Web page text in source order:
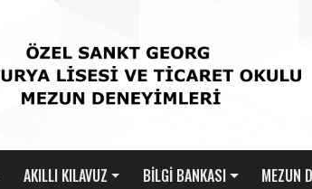
AKILLI KILAVUZ BİLGİ BANKASI MEZUN